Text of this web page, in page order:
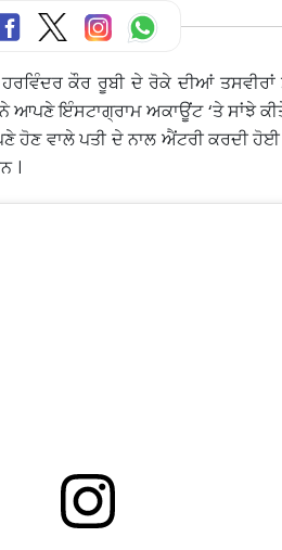
ਕੌਰ ਰੂਬੀ ਦੇ ਰੋਕੇ ਦੀਆਂ
ਆਪਣੇ ਇੰਸਟਾਗ੍ਰਾਮ ਅਕਾਊਂਟ ‘ਤੇ ਸਾਂਝੇ
ਹੋਣ ਵਾਲੇ ਪਤੀ ਦੇ ਨਾਲ ਐਂਟਰੀ ਕਰਦੀ
।